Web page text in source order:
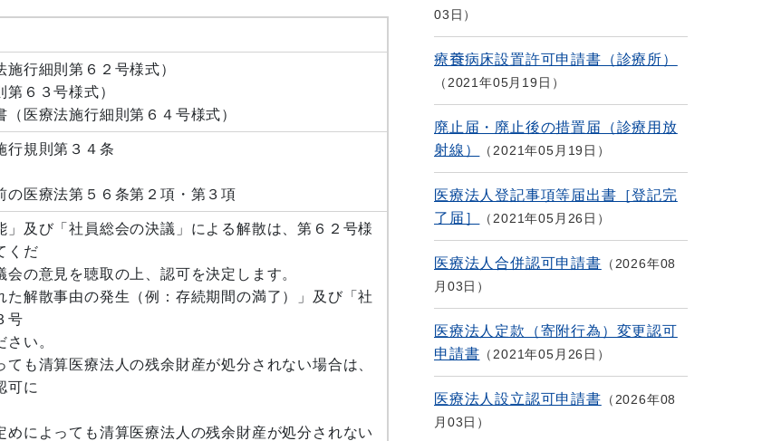
行細則第６２号様式）
６３号様式）
医療法施行細則第６４号様式）
行規則第３４条
の医療法第５６条第２項・第３項
及び「社員総会の決議」による解散は、第６２号様
くだ
の意見を聴取の上、認可を決定します。
解散事由の発生（例：存続期間の満了）」及び「社
号
い。
も清算医療法人の残余財産が処分されない場合は、
可に
によっても清算医療法人の残余財産が処分されない
03日
療養病床設置許可申請書（診療所）
2021年05月19日
廃止届・廃止後の措置届（診療用放
射線）
2021年05月19日
医療法人登記事項等届出書［登記完
了届］
2021年05月26日
医療法人合併認可申請書
2026年08
月03日
医療法人定款（寄附行為）変更認可
申請書
2021年05月26日
医療法人設立認可申請書
2026年08
月03日